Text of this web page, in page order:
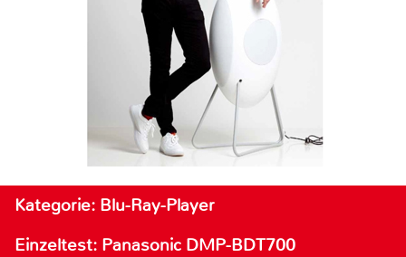
Kategorie: Blu-Ray-Player
Einzeltest: Panasonic DMP-BDT700